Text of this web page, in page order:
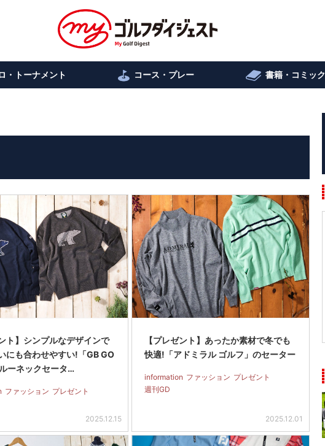
・トーナメント コース・プレー 書籍・コミック
ト】シンプルなデザインで
にも合わせやすい!「GB GO
ーネックセータ…
ファッション プレゼント
2025.12.15
【プレゼント】あったか素材で冬でも
快適!「アドミラル ゴルフ」のセーター
information ファッション プレゼント
週刊GD
2025.12.01